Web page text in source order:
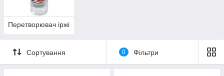
Перетворювач іржі
Сортування 0 Фільтри